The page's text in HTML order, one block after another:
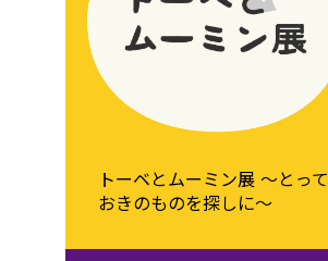
トーベとムーミン展 ～とって
おきのものを探しに～